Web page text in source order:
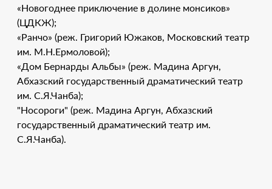
«Новогоднее приключение в долине монсиков»
(ЦДКЖ);
«Ранчо» (реж. Григорий Южаков, Московский театр
им. М.Н.Ермоловой);
«Дом Бернарды Альбы» (реж. Мадина Аргун,
Абхазский государственный драматический театр
им. С.Я.Чанба);
"Носороги" (реж. Мадина Аргун, Абхазский
государственный драматический театр им.
С.Я.Чанба).